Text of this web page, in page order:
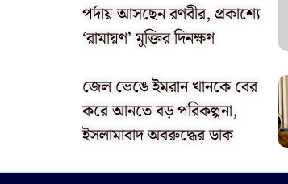
পর্দায় আসছেন রণবীর, প্রকাশ্যে
‘রামায়ণ’ মুক্তির দিনক্ষণ
জেল ভেঙে ইমরান খানকে বের
করে আনতে বড় পরিকল্পনা,
ইসলামাবাদ অবরুদ্ধের ডাক